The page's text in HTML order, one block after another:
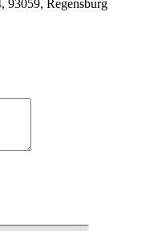
93059, Regensburg